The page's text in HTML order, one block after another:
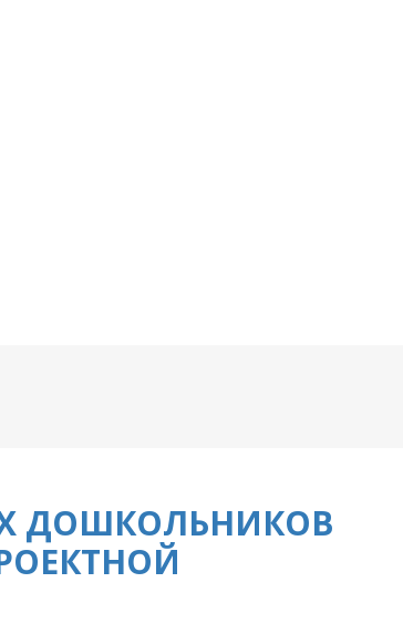
ДОШКОЛЬНИКОВ